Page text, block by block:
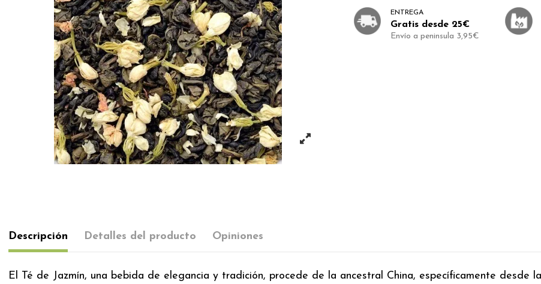
ENTREGA
Gratis desde 25€
Envío a peninsula 3,95€
Descripción Detalles del producto Opiniones
El Té de Jazmín, una bebida de elegancia y tradición, procede de la ancestral China, específicamente